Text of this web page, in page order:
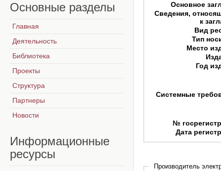
Основное
Сведения,
к
Вид
Тип
Место
Год
Системные
№
Дата
Производитель
Основные разделы
Главная
Деятельность
Библиотека
Проекты
Структура
Партнеры
Новости
Информационные
ресурсы